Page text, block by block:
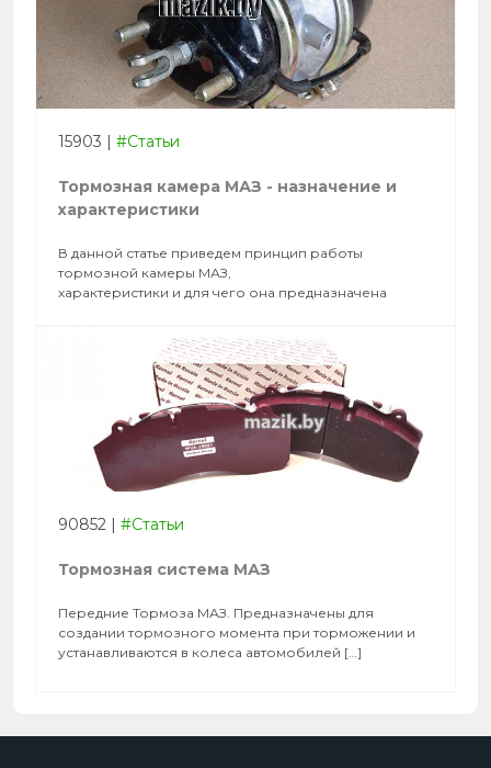
15903 | #Статьи
Тормозная камера МАЗ - назначение и
характеристики
В данной статье приведем принцип работы
тормозной камеры МАЗ,
характеристики и для чего она предназначена
90852 | #Статьи
Тормозная система МАЗ
Передние Тормоза МАЗ. Предназначены для
создании тормозного момента при торможении и
устанавливаются в колеса автомобилей […]